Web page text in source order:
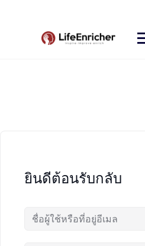
ยินดีต้อนรับกลับ